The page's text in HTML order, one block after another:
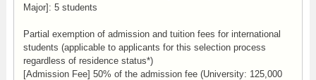
Major]: 5 students
Partial exemption of admission and tuition fees for international
students (applicable to applicants for this selection process
regardless of residence status*)
[Admission Fee] 50% of the admission fee (University: 125,000